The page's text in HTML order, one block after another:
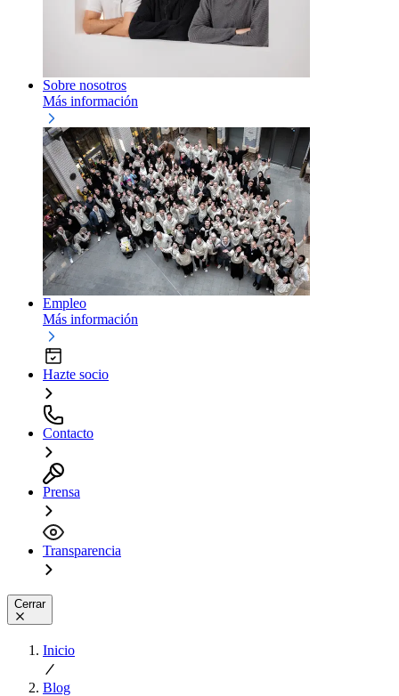
Sobre nosotros
Más información
Empleo
Más información
Hazte socio
Contacto
Prensa
Transparencia
Cerrar
Inicio
Blog